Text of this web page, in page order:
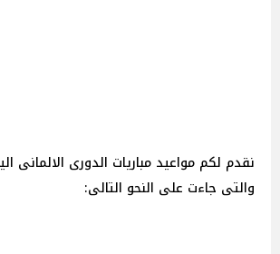
نقدم لكم مواعيد مباريات الدورى الالمانى
والتى جاءت على النحو التالى: